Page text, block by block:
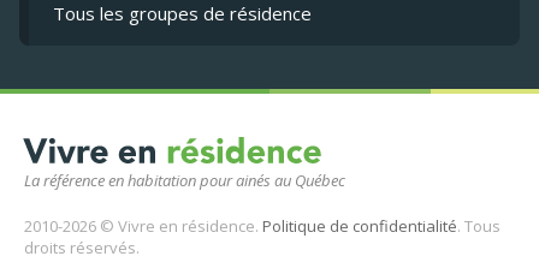
La référence en habitation pour ainés au Québec
2010-2026 © Vivre en résidence. Politique de confidentialité. Tous
droits réservés.
Tous les groupes de résidence